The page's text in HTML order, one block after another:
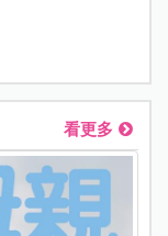
看更多